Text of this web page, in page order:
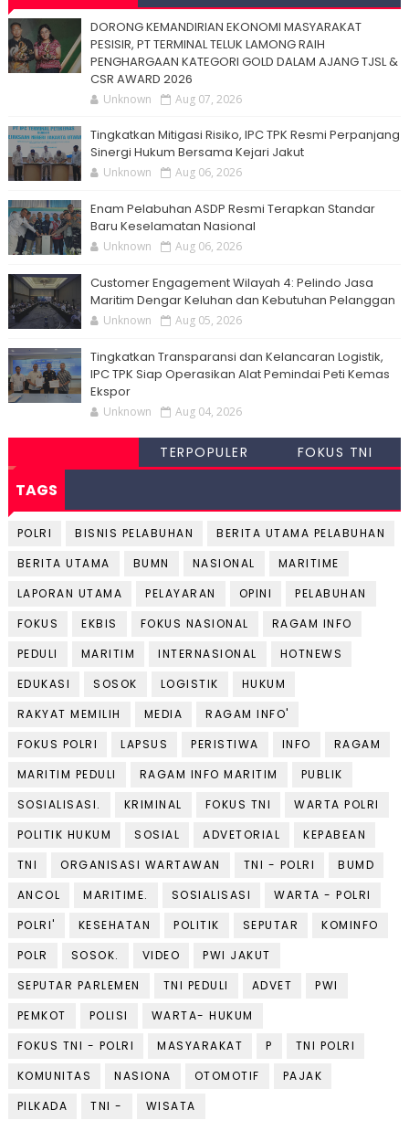
DORONG KEMANDIRIAN EKONOMI MASYARAKAT
PESISIR, PT TERMINAL TELUK LAMONG RAIH
PENGHARGAAN KATEGORI GOLD DALAM AJANG TJSL &
CSR AWARD 2026
Unknown Aug 07, 2026
Tingkatkan Mitigasi Risiko, IPC TPK Resmi Perpanjang
Sinergi Hukum Bersama Kejari Jakut
Unknown Aug 06, 2026
Enam Pelabuhan ASDP Resmi Terapkan Standar
Baru Keselamatan Nasional
Unknown Aug 06, 2026
Customer Engagement Wilayah 4: Pelindo Jasa
Maritim Dengar Keluhan dan Kebutuhan Pelanggan
Unknown Aug 05, 2026
Tingkatkan Transparansi dan Kelancaran Logistik,
IPC TPK Siap Operasikan Alat Pemindai Peti Kemas
Ekspor
Unknown Aug 04, 2026
TERPOPULER FOKUS TNI
TAGS
POLRI BISNIS PELABUHAN
BERITA UTAMA PELABUHAN
BERITA UTAMA
BUMN NASIONAL
MARITIME
LAPORAN UTAMA
PELAYARAN OPINI
PELABUHAN
FOKUS
EKBIS FOKUS NASIONAL
RAGAM INFO
PEDULI
MARITIM INTERNASIONAL
HOTNEWS
EDUKASI
SOSOK LOGISTIK
HUKUM
RAKYAT MEMILIH
MEDIA
RAGAM INFO'
FOKUS POLRI
LAPSUS PERISTIWA INFO
RAGAM
MARITIM PEDULI
RAGAM INFO MARITIM
PUBLIK
SOSIALISASI.
KRIMINAL FOKUS TNI
WARTA POLRI
POLITIK HUKUM
SOSIAL ADVETORIAL
KEPABEAN
TNI
ORGANISASI WARTAWAN TNI - POLRI
BUMD
ANCOL
MARITIME. SOSIALISASI
WARTA - POLRI
POLRI'
KESEHATAN POLITIK SEPUTAR
KOMINFO
POLR
SOSOK. VIDEO
PWI JAKUT
SEPUTAR PARLEMEN
TNI PEDULI ADVET
PWI
PEMKOT
POLISI
WARTA- HUKUM
FOKUS TNI - POLRI
MASYARAKAT P
TNI POLRI
KOMUNITAS
NASIONA OTOMOTIF
PAJAK
PILKADA
TNI - WISATA